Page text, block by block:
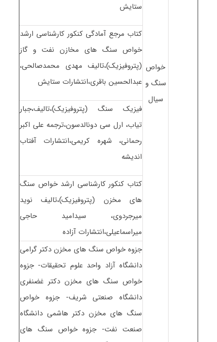
خواص
سنگ و
سیال
ستایش
کتاب مرجع آمادگی کنکور کارشناسی ارشد
خواص سنگ های مخازن نفت و گاز
(پتروفیزیک)،تالیف مهدی محمدصالحی،
عبدالحسین باقری،انتشارات ستایش
فیزیک سنگ (پتروفیزیک)،تالیف،جبار
تیاب، ارل سی دونالدسون،ترجمه علی اکبر
رحمانی، شهره کریمی،انتشارات آفتاب
اندیشه
کتاب کنکور کارشناسی ارشد خواص سنگ
های مخزن (پتروفیزیک)،تالیف نوید
میرجردوی، سیدامید حاجی
میراسماعیلی،انتشارات آزاده
جزوه خواص سنگ های مخزن دکتر گرامی
دانشگاه آزاد واحد علوم تحقیقات- جزوه
خواص سنگ های مخزن دکتر غضنفری
دانشگاه صنعتی شریف- جزوه خواص
سنگ های مخزن دکتر هاشمی دانشگاه
صنعت نفت- جزوه خواص سنگ های